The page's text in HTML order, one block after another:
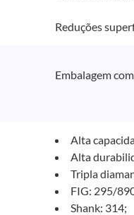
Reduções
Embalagem
Alta
Alta
Tripla
FIG: 295/
Shank: 314;